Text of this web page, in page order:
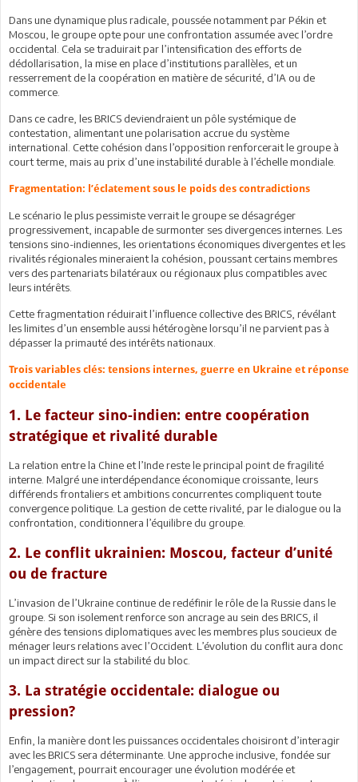
Dans une dynamique plus radicale, poussée notamment par Pékin et
Moscou, le groupe opte pour une confrontation assumée avec l’ordre
occidental. Cela se traduirait par l’intensification des efforts de
dédollarisation, la mise en place d’institutions parallèles, et un
resserrement de la coopération en matière de sécurité, d’IA ou de
commerce.
Dans ce cadre, les BRICS deviendraient un pôle systémique de
contestation, alimentant une polarisation accrue du système
international. Cette cohésion dans l’opposition renforcerait le groupe à
court terme, mais au prix d’une instabilité durable à l’échelle mondiale.
Fragmentation: l’éclatement sous le poids des contradictions
Le scénario le plus pessimiste verrait le groupe se désagréger
progressivement, incapable de surmonter ses divergences internes. Les
tensions sino-indiennes, les orientations économiques divergentes et les
rivalités régionales mineraient la cohésion, poussant certains membres
vers des partenariats bilatéraux ou régionaux plus compatibles avec
leurs intérêts.
Cette fragmentation réduirait l’influence collective des BRICS, révélant
les limites d’un ensemble aussi hétérogène lorsqu’il ne parvient pas à
dépasser la primauté des intérêts nationaux.
Trois variables clés: tensions internes, guerre en Ukraine et réponse
occidentale
1. Le facteur sino-indien: entre coopération
stratégique et rivalité durable
La relation entre la Chine et l’Inde reste le principal point de fragilité
interne. Malgré une interdépendance économique croissante, leurs
différends frontaliers et ambitions concurrentes compliquent toute
convergence politique. La gestion de cette rivalité, par le dialogue ou la
confrontation, conditionnera l’équilibre du groupe.
2. Le conflit ukrainien: Moscou, facteur d’unité
ou de fracture
L’invasion de l’Ukraine continue de redéfinir le rôle de la Russie dans le
groupe. Si son isolement renforce son ancrage au sein des BRICS, il
génère des tensions diplomatiques avec les membres plus soucieux de
ménager leurs relations avec l’Occident. L’évolution du conflit aura donc
un impact direct sur la stabilité du bloc.
3. La stratégie occidentale: dialogue ou
pression?
Enfin, la manière dont les puissances occidentales choisiront d’interagir
avec les BRICS sera déterminante. Une approche inclusive, fondée sur
l’engagement, pourrait encourager une évolution modérée et